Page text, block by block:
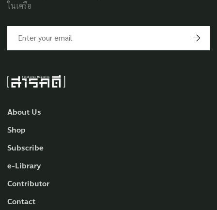
About Us
Shop
Subscribe
e-Library
Contributor
Contact
ในเครือ